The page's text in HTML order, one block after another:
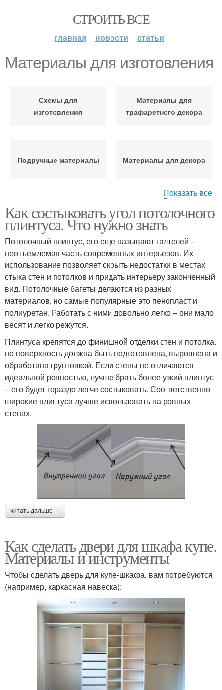
СТРОИТЬ ВСЕ
главная новости статьи
Материалы для изготовления
Схемы для
изготовления
Материалы для
трафаретного декора
Подручные материалы Материалы для декора
материала
Показать все
Как состыковать угол потолочного
плинтуса. Что нужно знать
Потолочный плинтус, его еще называют галтелей –
неотъемлемая часть современных интерьеров. Их
использование позволяет скрыть недостатки в местах
стыка стен и потолков и придать интерьеру законченный
вид. Потолочные багеты делаются из разных
материалов, но самые популярные это пенопласт и
полиуретан. Работать с ними довольно легко – они мало
весят и легко режутся.
Плинтуса крепятся до финишной отделки стен и потолка,
но поверхность должна быть подготовлена, выровнена и
обработана грунтовкой. Если стены не отличаются
идеальной ровностью, лучше брать более узкий плинтус
– его будет гораздо легче состыковать. Соответственно
широкие плинтуса лучше использовать на ровных
стенах.
читать дальше →
Как сделать двери для шкафа купе.
Материалы и инструменты
Чтобы сделать дверь для купе-шкафа, вам потребуются
(например, каркасная навеска):